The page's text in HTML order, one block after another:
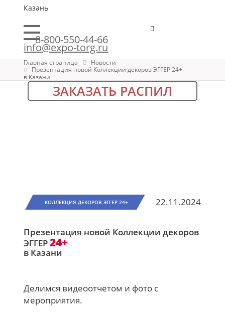
Казань
8-800-550-44-66
info@expo-torg.ru
Главная страница
Новости
Презентация новой Коллекции декоров ЭГГЕР 24+
в Казани
ЗАКАЗАТЬ РАСПИЛ
КОЛЛЕКЦИЯ ДЕКОРОВ ЭГГЕР 24+ 22.11.2024
Презентация новой Коллекции декоров
ЭГГЕР24+
в Казани
Делимся видеоотчетом и фото с
мероприятия.